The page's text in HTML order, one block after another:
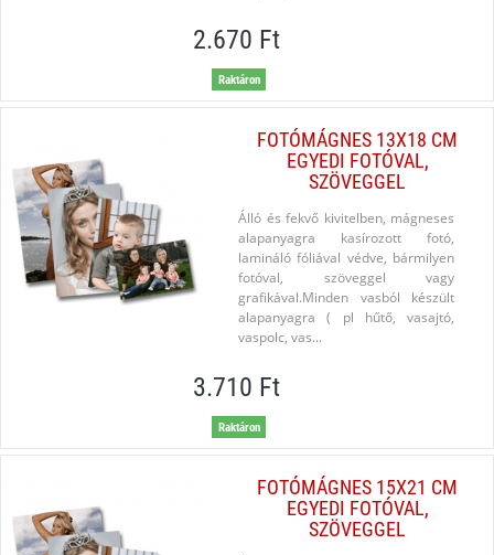
2.670 Ft
Raktáron
FOTÓMÁGNES 13X18 CM
EGYEDI FOTÓVAL,
SZÖVEGGEL
Álló és fekvő kivitelben, mágneses
alapanyagra kasírozott fotó,
lamináló fóliával védve, bármilyen
fotóval, szöveggel vagy
grafikával.Minden vasból készült
alapanyagra ( pl hűtő, vasajtó,
vaspolc, vas...
3.710 Ft
Raktáron
FOTÓMÁGNES 15X21 CM
EGYEDI FOTÓVAL,
SZÖVEGGEL